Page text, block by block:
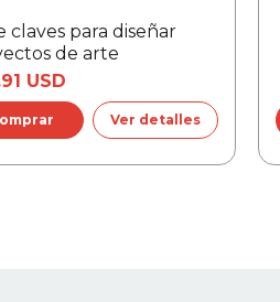
claves para diseñar
de arte
USD
Ver detalles